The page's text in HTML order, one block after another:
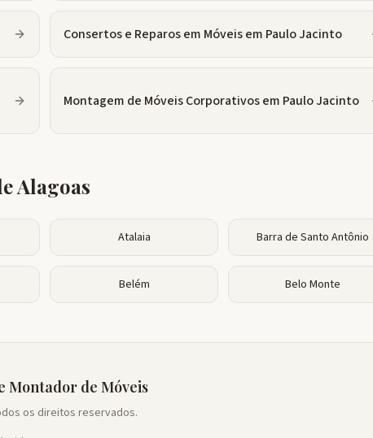
Consertos e Reparos em Móveisem Paulo Jacinto
Montagem de Móveis Corporativosem Paulo Jacinto
Alagoas
Atalaia Barra de Santo Antônio
Belém Belo Monte
Montador de Móveis
os direitos reservados.